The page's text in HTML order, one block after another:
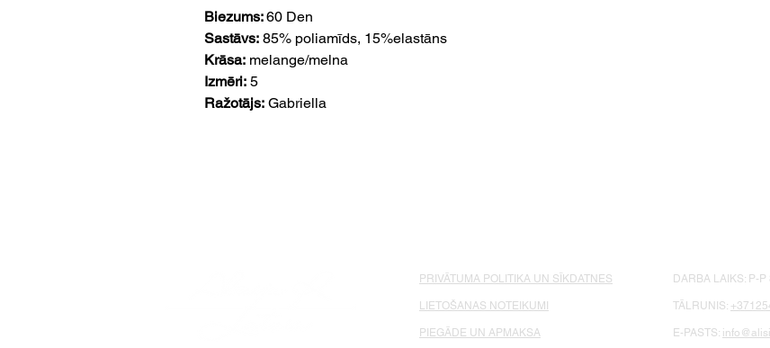
Biezums:60 Den
Sastāvs: 85% poliamīds, 15%elastāns
Krāsa: melange/melna
Izmēri: 5
Ražotājs: Gabriella
PRIVĀTUMA POLITIKA UN SĪKDATNES
LIETOŠANAS NOTEIKUMI
PIEGĀDE UN APMAKSA
DARBA LAIKS: P-
TĀLRUNIS:
E-PASTS: